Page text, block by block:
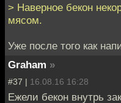
> Наверное бекон
мясом.
Уже после того как
Graham »
#37 | 16.08.16 16:28
Ежели бекон внутрь